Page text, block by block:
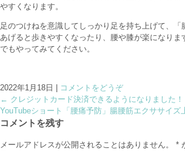
やすくなります。
足のつけねを意識してしっかり足を持ち上げて、「
あげると歩きやすくなったり、腰や膝が楽になりま
でもやってみてください。
2022年1月18日
コメントをどうぞ
← クレジットカード決済できるようになりました！
YouTubeショート「腰痛予防」腸腰筋エクササイズ
コメントを残す
メールアドレスが公開されることはありません。 *